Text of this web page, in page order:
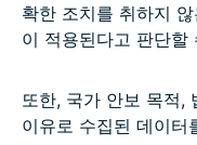
확한 조치를 취하지
이 적용된다고 판단할
또한, 국가 안보 목적,
이유로 수집된 데이터